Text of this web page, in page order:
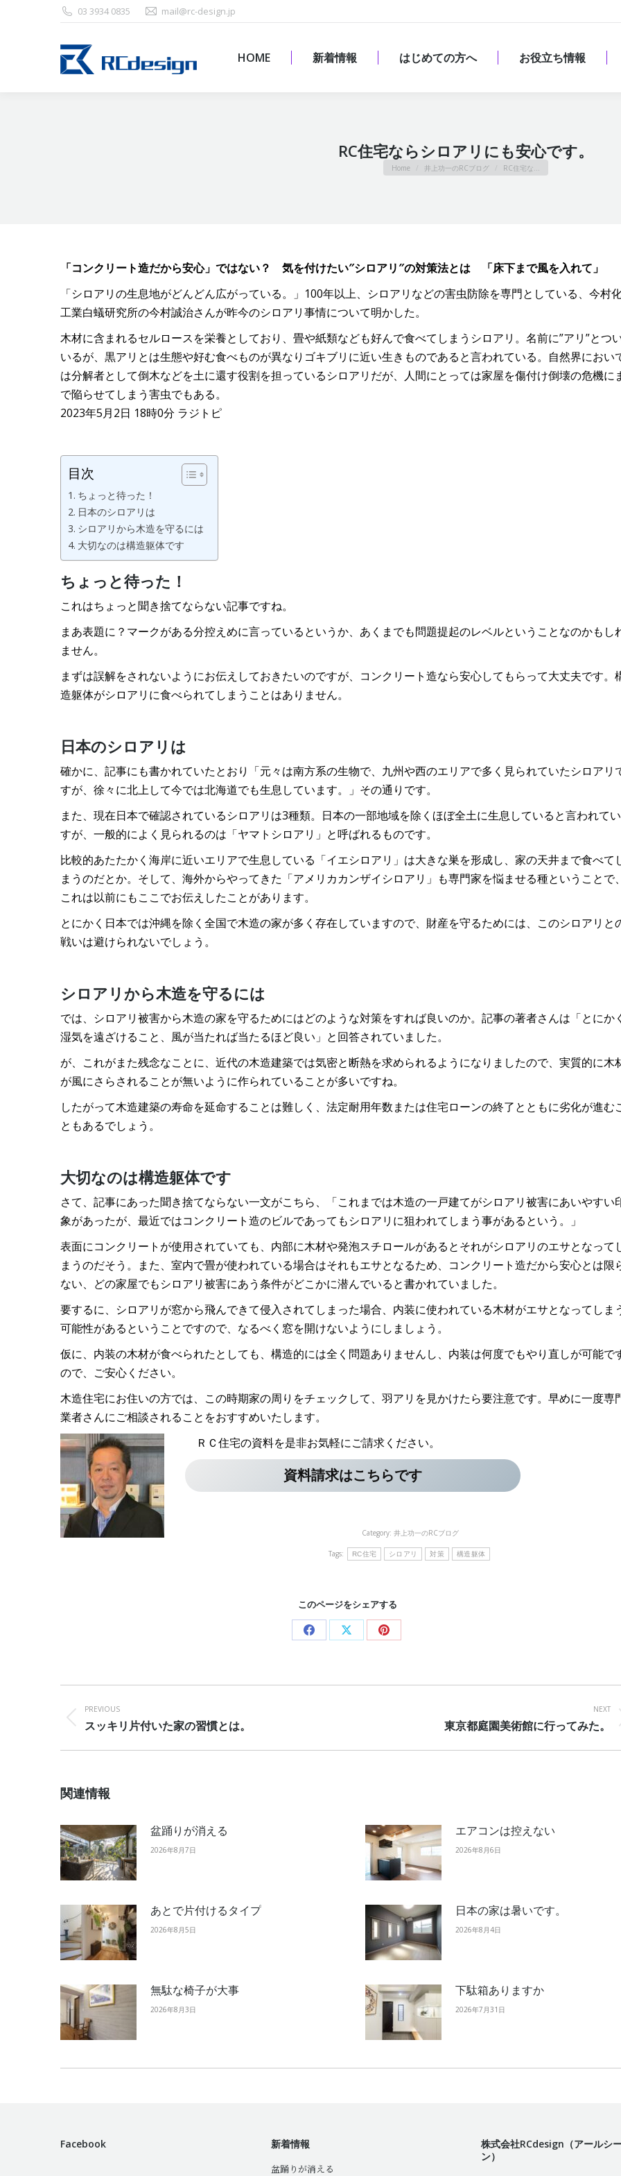
03 3934 0835 mail@rc-design.jp
HOME 新着情報 はじめての方へ お役立ち情報
RC住宅ならシロアリにも安心です。
You are here:
Home 井上功一のRCブログ RC住宅な…
「コンクリート造だから安心」ではない？ 気を付けたい″シロアリ″の対策法とは 「床下まで風を入れて」
「シロアリの生息地がどんどん広がっている。」100年以上、シロアリなどの害虫防除を専門としている、今村
工業白蟻研究所の今村誠治さんが昨今のシロアリ事情について明かした。
木材に含まれるセルロースを栄養としており、畳や紙類なども好んで食べてしまうシロアリ。名前に”アリ”とつ
いるが、黒アリとは生態や好む食べものが異なりゴキブリに近い生きものであると言われている。自然界におい
は分解者として倒木などを土に還す役割を担っているシロアリだが、人間にとっては家屋を傷付け倒壊の危機に
で陥らせてしまう害虫でもある。
2023年5月2日 18時0分 ラジトピ
目次
ちょっと待った！
日本のシロアリは
シロアリから木造を守るには
大切なのは構造躯体です
ちょっと待った！
これはちょっと聞き捨てならない記事ですね。
まあ表題に？マークがある分控えめに言っているというか、あくまでも問題提起のレベルということなのかもし
ません。
まずは誤解をされないようにお伝えしておきたいのですが、コンクリート造なら安心してもらって大丈夫です。
造躯体がシロアリに食べられてしまうことはありません。
日本のシロアリは
確かに、記事にも書かれていたとおり「元々は南方系の生物で、九州や西のエリアで多く見られていたシロアリ
すが、徐々に北上して今では北海道でも生息しています。」その通りです。
また、現在日本で確認されているシロアリは3種類。日本の一部地域を除くほぼ全土に生息していると言われてい
すが、一般的によく見られるのは「ヤマトシロアリ」と呼ばれるものです。
比較的あたたかく海岸に近いエリアで生息している「イエシロアリ」は大きな巣を形成し、家の天井まで食べて
まうのだとか。そして、海外からやってきた「アメリカカンザイシロアリ」も専門家を悩ませる種ということで、
これは以前にもここでお伝えしたことがあります。
とにかく日本では沖縄を除く全国で木造の家が多く存在していますので、財産を守るためには、このシロアリと
戦いは避けられないでしょう。
シロアリから木造を守るには
では、シロアリ被害から木造の家を守るためにはどのような対策をすれば良いのか。記事の著者さんは「とにかく
湿気を遠ざけること、風が当たれば当たるほど良い」と回答されていました。
が、これがまた残念なことに、近代の木造建築では気密と断熱を求められるようになりましたので、実質的に木
が風にさらされることが無いように作られていることが多いですね。
したがって木造建築の寿命を延命することは難しく、法定耐用年数または住宅ローンの終了とともに劣化が進む
ともあるでしょう。
大切なのは構造躯体です
さて、記事にあった聞き捨てならない一文がこちら、「これまでは木造の一戸建てがシロアリ被害にあいやすい
象があったが、最近ではコンクリート造のビルであってもシロアリに狙われてしまう事があるという。」
表面にコンクリートが使用されていても、内部に木材や発泡スチロールがあるとそれがシロアリのエサとなって
まうのだそう。また、室内で畳が使われている場合はそれもエサとなるため、コンクリート造だから安心とは限
ない、どの家屋でもシロアリ被害にあう条件がどこかに潜んでいると書かれていました。
要するに、シロアリが窓から飛んできて侵入されてしまった場合、内装に使われている木材がエサとなってしま
可能性があるということですので、なるべく窓を開けないようにしましょう。
仮に、内装の木材が食べられたとしても、構造的には全く問題ありませんし、内装は何度でもやり直しが可能で
ので、ご安心ください。
木造住宅にお住いの方では、この時期家の周りをチェックして、羽アリを見かけたら要注意です。早めに一度専
業者さんにご相談されることをおすすめいたします。
ＲＣ住宅の資料を是非お気軽にご請求ください。
資料請求はこちらです
Category: 井上功一のRCブログ
Tags: RC住宅 シロアリ 対策 構造躯体
このページをシェアする
Share Share Share
navigation
PREVIOUS
Previous
スッキリ片付いた家の習慣とは。
NEXT
東京都庭園美術館に行ってみた。
関連情報
盆踊りが消える
2026年8月7日
エアコンは控えない
2026年8月6日
あとで片付けるタイプ
2026年8月5日
日本の家は暑いです。
2026年8月4日
無駄な椅子が大事
2026年8月3日
下駄箱ありますか
2026年7月31日
Facebook
新着情報
盆踊りが消える
株式会社RCdesign（アールシ
ン）
HOME 新着情報 はじめての方へ お役立ち情報